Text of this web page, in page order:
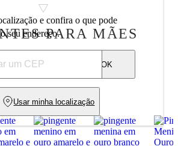
PARA MÃES
PRESENTES PARA VOCÊ SE
E SURPREENDER SUA MÃE
e confira o que pode
seu endereço.
OK
Usar minha localização